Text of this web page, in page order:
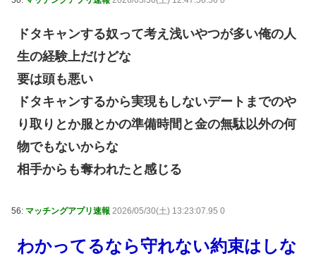
ドタキャンする奴って考え浅いやつが多い俺の人
生の経験上だけどな
要は頭も悪い
ドタキャンするから実現もしないデートまでのや
り取りとか服とかの準備時間と金の無駄以外の何
物でもないからな
相手からも奪われたと感じる
56: マッチングアプリ速報 2026/05/30(土) 13:23:07.95 0
わかってるなら守れない約束はしな